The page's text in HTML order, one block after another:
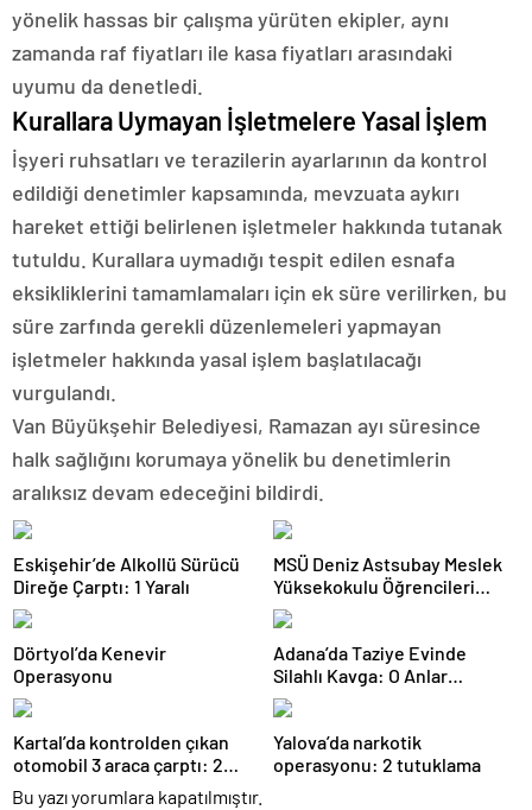
yönelik hassas bir çalışma yürüten ekipler, aynı
zamanda raf fiyatları ile kasa fiyatları arasındaki
uyumu da denetledi.
Kurallara Uymayan İşletmelere Yasal İşlem
İşyeri ruhsatları ve terazilerin ayarlarının da kontrol
edildiği denetimler kapsamında, mevzuata aykırı
hareket ettiği belirlenen işletmeler hakkında tutanak
tutuldu. Kurallara uymadığı tespit edilen esnafa
eksikliklerini tamamlamaları için ek süre verilirken, bu
süre zarfında gerekli düzenlemeleri yapmayan
işletmeler hakkında yasal işlem başlatılacağı
vurgulandı.
Van Büyükşehir Belediyesi, Ramazan ayı süresince
halk sağlığını korumaya yönelik bu denetimlerin
aralıksız devam edeceğini bildirdi.
Eskişehir’de Alkollü Sürücü
Direğe Çarptı: 1 Yaralı
MSÜ Deniz Astsubay Meslek
Yüksekokulu Öğrencileri
Geleceğe Hazırlanıyor
Dörtyol’da Kenevir
Operasyonu
Adana’da Taziye Evinde
Silahlı Kavga: O Anlar
Kamerada
Kartal’da kontrolden çıkan
otomobil 3 araca çarptı: 2
yaralı
Yalova’da narkotik
operasyonu: 2 tutuklama
Bu yazı yorumlara kapatılmıştır.